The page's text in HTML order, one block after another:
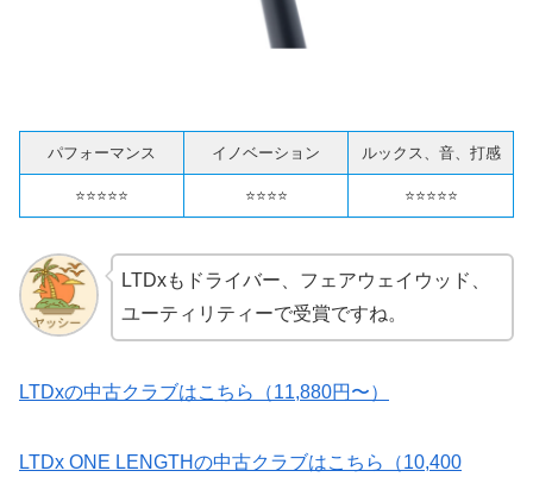
パフォーマンス イノベーション ルックス、音、打感
⭐️⭐️⭐️⭐️⭐️ ⭐️⭐️⭐️⭐️ ⭐️⭐️⭐️⭐️⭐️
LTDxもドライバー、フェアウェイウッド、
ユーティリティーで受賞ですね。
LTDxの中古クラブはこちら（11,880円〜）
LTDx ONE LENGTHの中古クラブはこちら（10,400